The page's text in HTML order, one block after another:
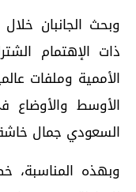
وبحث الجانبان
ذات الإهتمام
الأممية وملفات
الأوسط والأوضاع
السعودي جمال
وبهذه المناسبة،